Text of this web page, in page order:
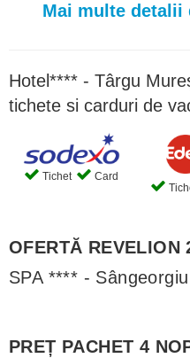
Mai multe detalii
Hotel**** - Târgu
tichete si carduri de
Tichet
Card
OFERTĂ REVELION
SPA **** -
PREȚ PACHET 4